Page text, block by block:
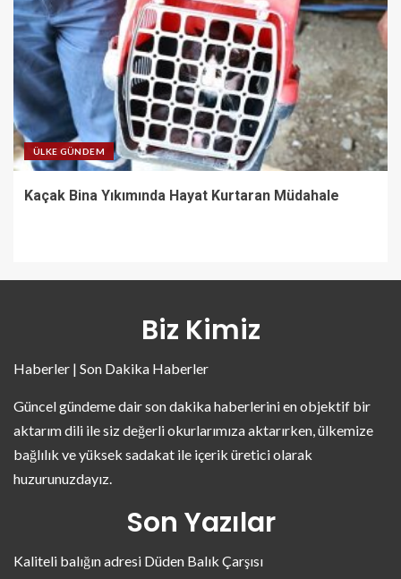
ÜLKE GÜNDEM
Kaçak Bina Yıkımında Hayat Kurtaran Müdahale
Biz Kimiz
Haberler | Son Dakika Haberler
Güncel gündeme dair son dakika haberlerini en objektif bir
aktarım dili ile siz değerli okurlarımıza aktarırken, ülkemize
bağlılık ve yüksek sadakat ile içerik üretici olarak
huzurunuzdayız.
Son Yazılar
Kaliteli balığın adresi Düden Balık Çarşısı